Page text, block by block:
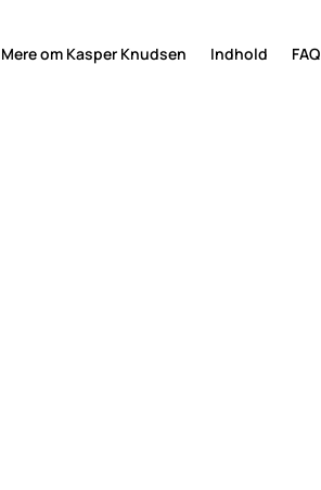
Mere om Kasper Knudsen Indhold FAQ